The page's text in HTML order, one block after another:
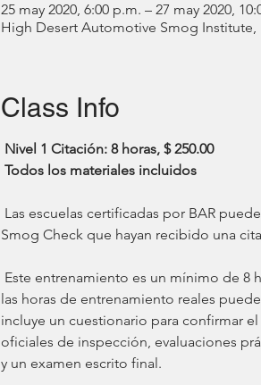
25 may 2020, 6:00 p.m. – 27 may 2020,
High Desert Automotive Smog Institute,
Class Info
Nivel 1 Citación: 8 horas, $ 250.00
Todos los materiales incluidos
Smog Check que hayan recibido una
las horas de entrenamiento reales
incluye un cuestionario para confirmar
oficiales de inspección, evaluaciones
y un examen escrito final.